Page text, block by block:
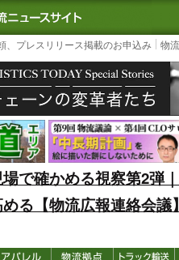
｜国内最大の物流ニュー
、プレスリリース掲載のお申込み 物
で確かめる視察第2弾
る【物流広報連絡会議